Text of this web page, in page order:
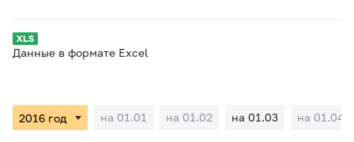
Данные в формате Excel
на 01.01 на 01.02 на 01.03 на 01.04